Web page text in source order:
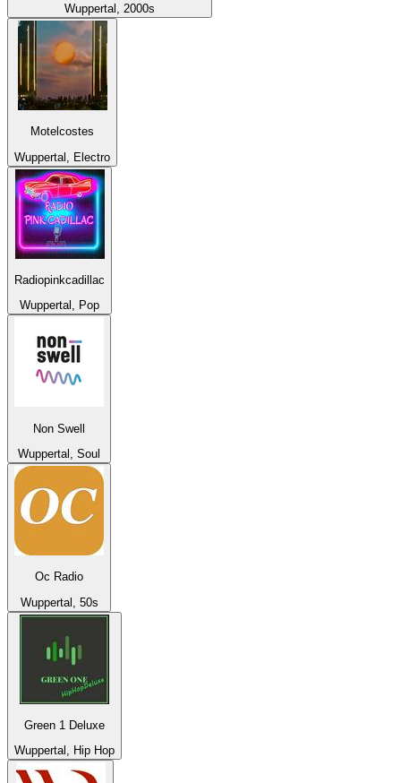
Wuppertal, 2000s
Motelcostes
Wuppertal, Electro
Radiopinkcadillac
Wuppertal, Pop
Non Swell
Wuppertal, Soul
Oc Radio
Wuppertal, 50s
Green 1 Deluxe
Wuppertal, Hip Hop